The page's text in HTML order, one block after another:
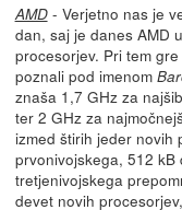
AMD- Verjetno nas je
dan, saj je danes AMD
procesorjev. Pri tem
poznali pod imenom
znaša 1,7 GHz za
ter 2 GHz za
izmed štirih jeder novih
prvonivojskega, 512
tretjenivojskega
devet novih